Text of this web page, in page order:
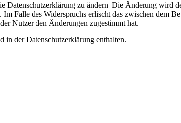
Datenschutzerklärung zu ändern. Die Änderung wird
Falle des Widerspruchs erlischt das zwischen dem
Nutzer den Änderungen zugestimmt hat.
in der Datenschutzerklärung enthalten.